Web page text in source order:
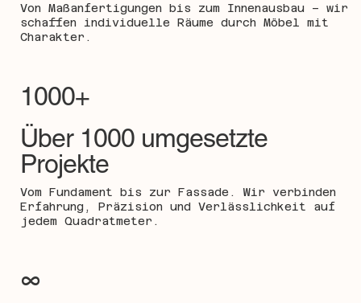
Von Maßanfertigungen bis zum Innenausbau – wir
schaffen individuelle Räume durch Möbel mit
Charakter.
1000+
Über 1000 umgesetzte
Projekte
Vom Fundament bis zur Fassade. Wir verbinden
Erfahrung, Präzision und Verlässlichkeit auf
jedem Quadratmeter.
∞